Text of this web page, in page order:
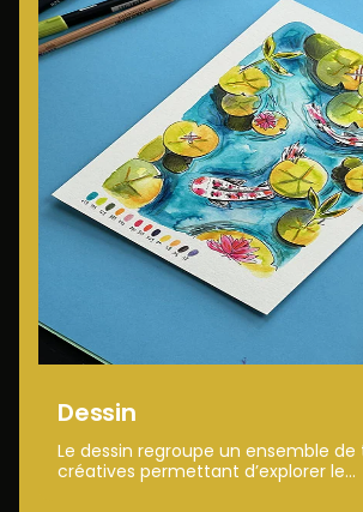
Dessin
Le dessin regroupe un ensemble
créatives permettant d’explorer le...